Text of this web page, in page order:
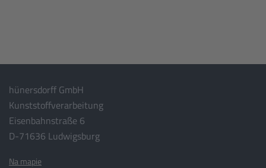
hünersdorff GmbH
Kunststoffverarbeitung
Eisenbahnstraße 6
D-71636 Ludwigsburg
Na mapie